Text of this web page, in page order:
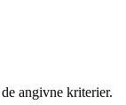
angivne kriterier.